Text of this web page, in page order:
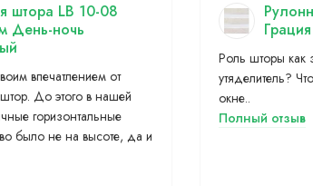
штора LB 10-08
День-ночь
впечатлением от
До этого в нашей
горизонтальные
было не на высоте, да и
Роль шторы как
утяделитель?
окне..
Полный отзыв